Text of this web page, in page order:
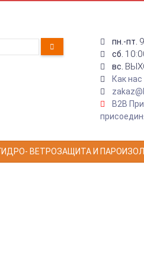
пн.-пт.
сб.
вс.
Как
B2B
ВЕТРОЗАЩИТА И